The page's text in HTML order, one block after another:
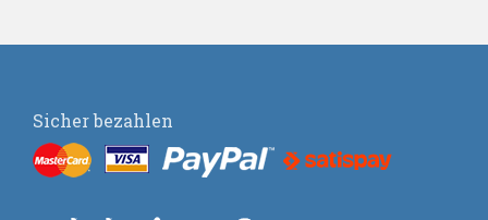
Sicher bezahlen